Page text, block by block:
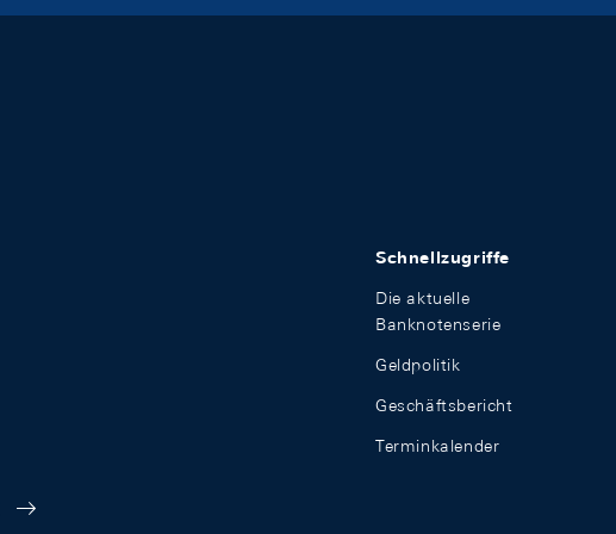
Schnellzugriffe
Die aktuelle
Banknotenserie
Geldpolitik
Geschäftsbericht
Terminkalender